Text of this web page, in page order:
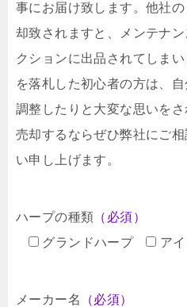
事にお届け致します。他社
却致されますと、メンテナ
クションに出品されてしま
を落札した初心者の方は、
調整したりと大変な思いを
売却するならぜひ弊社にご
い申し上げます。
ハープの種類 （必須）
グランドハープ
ア
メーカー名
（必須）